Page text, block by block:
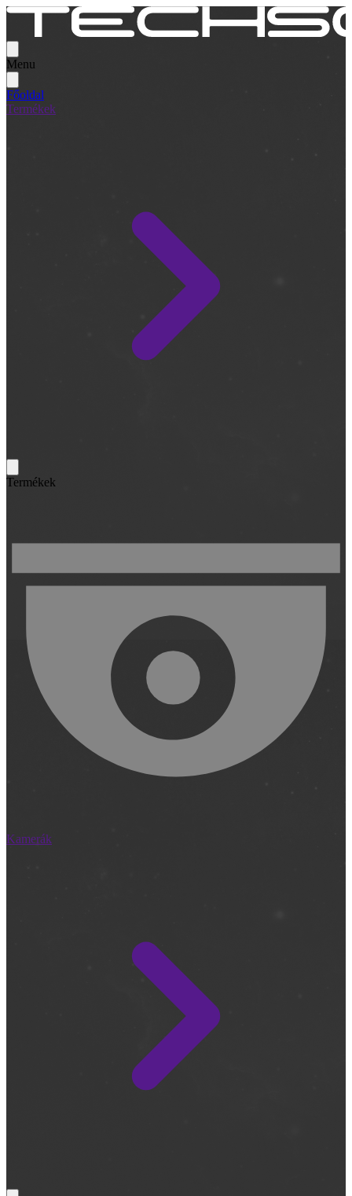
Menu
Főoldal
Termékek
Termékek
Kamerák